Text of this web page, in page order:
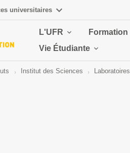
universitaires
L'UFR Formation
Vie Étudiante
Institut des Sciences Laboratoires